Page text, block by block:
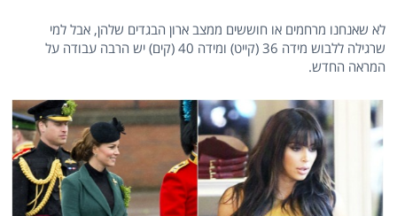
לא שאנחנו מרחמים או חוששים ממצב ארון הבגדים שלהן, אבל למי
שרגילה ללבוש מידה 36 (קייט) ומידה 40 (קים) יש הרבה עבודה על
המראה החדש.